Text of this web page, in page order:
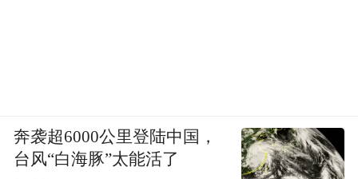
奔袭超6000公里登陆中国，
台风“白海豚”太能活了